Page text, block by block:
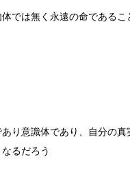
では無く永遠の命であるこ
り意識体であり、自分の真
るだろう